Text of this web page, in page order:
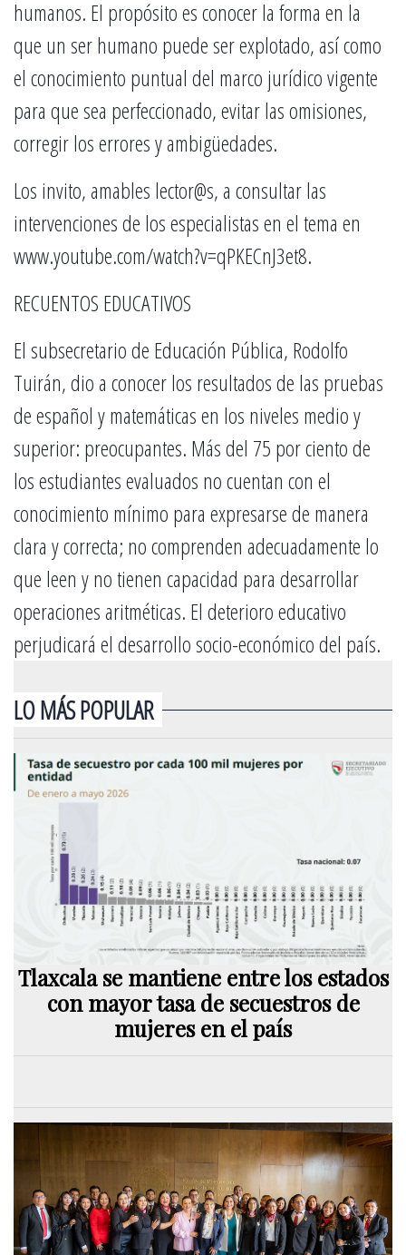
humanos. El propósito es conocer la forma en la
que un ser humano puede ser explotado, así como
el conocimiento puntual del marco jurídico vigente
para que sea perfeccionado, evitar las omisiones,
corregir los errores y ambigüedades.
Los invito, amables lector@s, a consultar las
intervenciones de los especialistas en el tema en
www.youtube.com/watch?v=qPKECnJ3et8.
RECUENTOS EDUCATIVOS
El subsecretario de Educación Pública, Rodolfo
Tuirán, dio a conocer los resultados de las pruebas
de español y matemáticas en los niveles medio y
superior: preocupantes. Más del 75 por ciento de
los estudiantes evaluados no cuentan con el
conocimiento mínimo para expresarse de manera
clara y correcta; no comprenden adecuadamente lo
que leen y no tienen capacidad para desarrollar
operaciones aritméticas. El deterioro educativo
perjudicará el desarrollo socio-económico del país.
LO MÁS POPULAR
Tlaxcala se mantiene entre los estados
con mayor tasa de secuestros de
mujeres en el país